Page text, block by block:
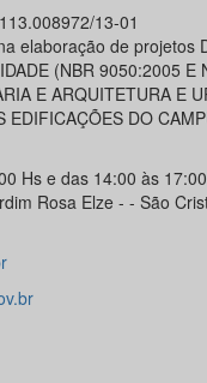
13-01
elaboração de projetos
(NBR 9050:2005 E
E ARQUITETURA E
EDIFICAÇÕES DO
Hs e das 14:00 às
Rosa Elze - - São